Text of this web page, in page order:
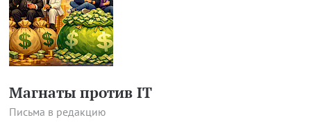
Магнаты против IT
Письма в редакцию